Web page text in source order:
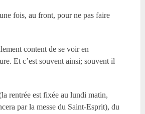
fois, au front, pour ne pas faire
content de se voir en
Et c’est souvent ainsi; souvent il
rentrée est fixée au lundi matin,
par la messe du Saint-Esprit), du